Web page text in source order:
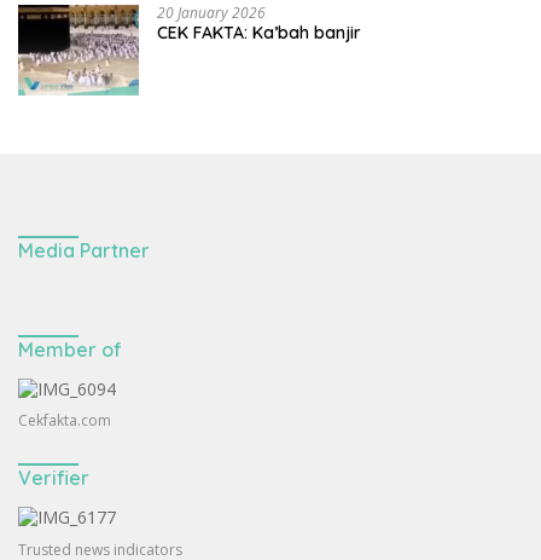
20 January 2026
CEK FAKTA: Ka’bah banjir
Media Partner
Member of
Cekfakta.com
Verifier
Trusted news indicators